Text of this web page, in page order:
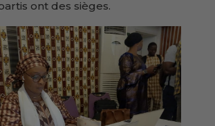
ont des sièges.